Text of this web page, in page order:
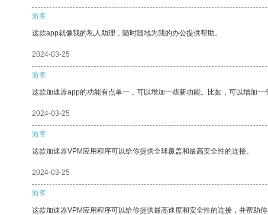
游客
这款app就像我的私人助理，随时随地为我的办公提供帮助。
2024-03-25
游客
这款加速器app的功能有点单一，可以增加一些新功能。比如，可以增加
2024-03-25
游客
这款加速器VPM应用程序可以给你提供全球覆盖和最高安全性的连接。
2024-03-25
游客
这款加速器VPM应用程序可以给你提供最高速度和安全性的连接，并帮助你